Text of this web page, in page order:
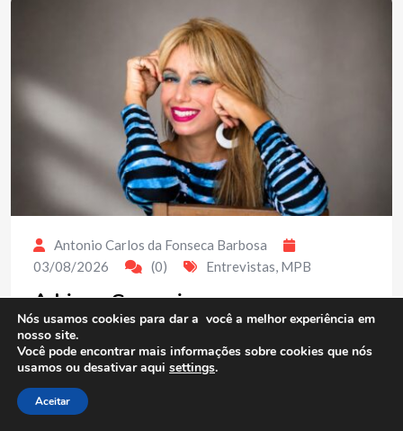
Antonio Carlos da Fonseca Barbosa
03/08/2026
(0) Entrevistas, MPB
Adriana Gennari
Compartilhe conhecimento A cantora, produtora,
professora de canto, preparadora vocal, musicalização
infantil carioca Adriana Gennari reconhecida por sua
versatilidade e plasticidade vocal, tem o jazz como fio
Nós usamos cookies para dar a você a melhor experiência em
nosso site.
Você pode encontrar mais informações sobre cookies que nós
usamos ou desativar aqui settings.
Aceitar